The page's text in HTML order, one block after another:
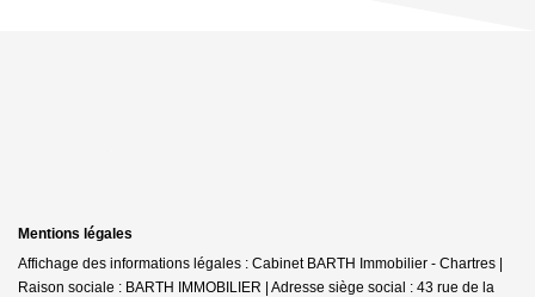
Mentions légales
Affichage des informations légales : Cabinet BARTH Immobilier - Chartres |
Raison sociale : BARTH IMMOBILIER | Adresse siège social : 43 rue de la